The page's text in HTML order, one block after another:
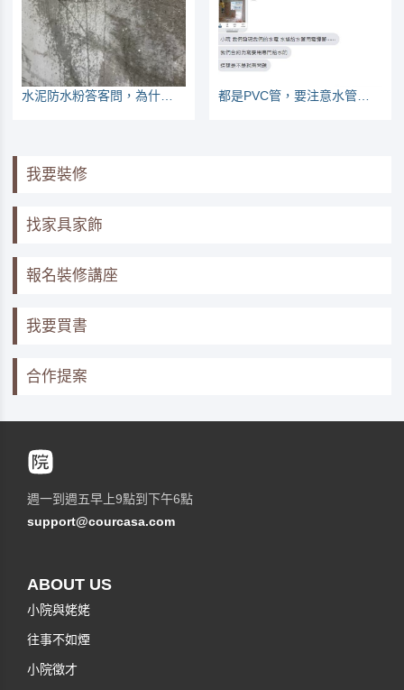
我要裝修
找家具家飾
報名裝修講座
我要買書
合作提案
週一到週五早上9點到下午6點
support@courcasa.com
ABOUT US
小院與姥姥
往事不如煙
小院徵才